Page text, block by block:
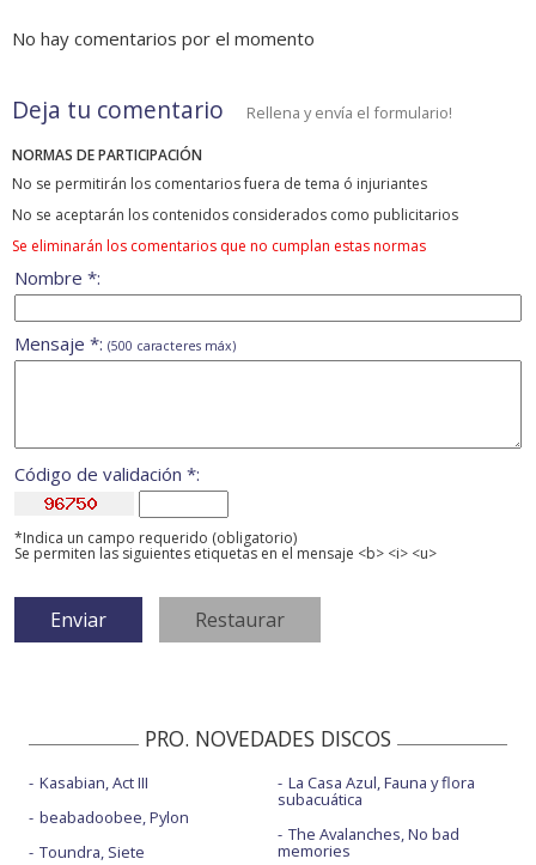
No hay comentarios por el momento
Deja tu comentario Rellena y envía el formulario!
NORMAS DE PARTICIPACIÓN
No se permitirán los comentarios fuera de tema ó injuriantes
No se aceptarán los contenidos considerados como publicitarios
Se eliminarán los comentarios que no cumplan estas normas
Nombre *:
Mensaje *: (500 caracteres máx)
Código de validación *:
*Indica un campo requerido (obligatorio)
Se permiten las siguientes etiquetas en el mensaje <b> <i> <u>
PRO. NOVEDADES DISCOS
Kasabian, Act III
beabadoobee, Pylon
Toundra, Siete
La Casa Azul, Fauna y flora
subacuática
The Avalanches, No bad
memories